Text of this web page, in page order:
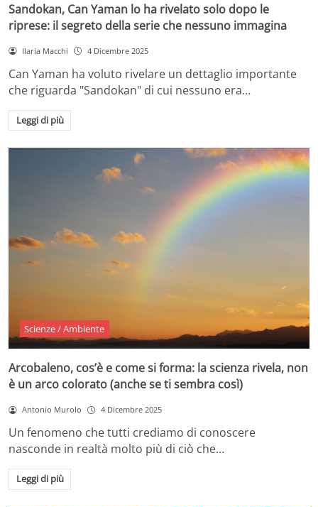
Sandokan, Can Yaman lo ha rivelato solo dopo le
riprese: il segreto della serie che nessuno immagina
Ilaria Macchi 4 Dicembre 2025
Can Yaman ha voluto rivelare un dettaglio importante
che riguarda "Sandokan" di cui nessuno era…
Leggi di più
Scienze / Ambiente
Arcobaleno, cos’è e come si forma: la scienza rivela, non
è un arco colorato (anche se ti sembra così)
Antonio Murolo 4 Dicembre 2025
Un fenomeno che tutti crediamo di conoscere
nasconde in realtà molto più di ciò che…
Leggi di più